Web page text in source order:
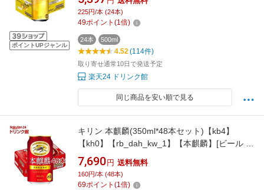
ポイントUPジャンル
225円/本 (24本)
49ポイント (1倍)
24本 500ml
4.52(114件)
取り寄せ通常10日で発送予定
楽天24 ドリンク館
同じ商品を安い順で見る
キリン 本麒麟(350ml*48本セット)【kb4】
【kh0】【rb_dah_kw_1】【本麒麟】[ビール 発
泡酒]
7,690 円 送料無料
160円/本 (48本)
69ポイント (1倍)